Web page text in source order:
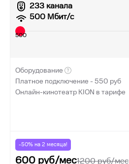
233 канала
500 Мбит/с
500
Оборудование
Платное подключение -550 руб
Онлайн-кинотеатр KION в тарифе
-50% на 2 месяца!
600 руб/мес1200руб/мес